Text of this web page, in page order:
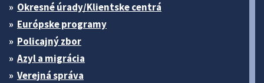
Okresné úrady/Klientske centrá
Európske programy
Policajný zbor
Azyl a migrácia
Verejná správa